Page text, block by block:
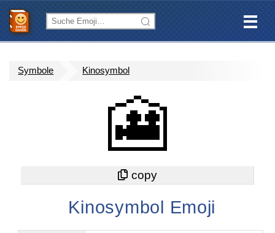
Symbole Kinosymbol
🎦
Kinosymbol Emoji